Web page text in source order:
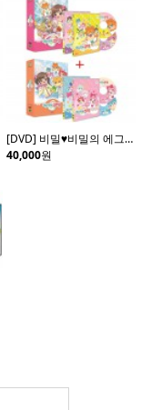
[DVD] 비밀♥비밀의 에그엔젤 코코밍 Vol.1+ Vol.2 (4disc)
40,000원